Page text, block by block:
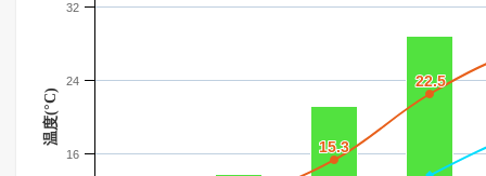
温度(°C)
15.3
15.3
22.5
22.5
16
24
32